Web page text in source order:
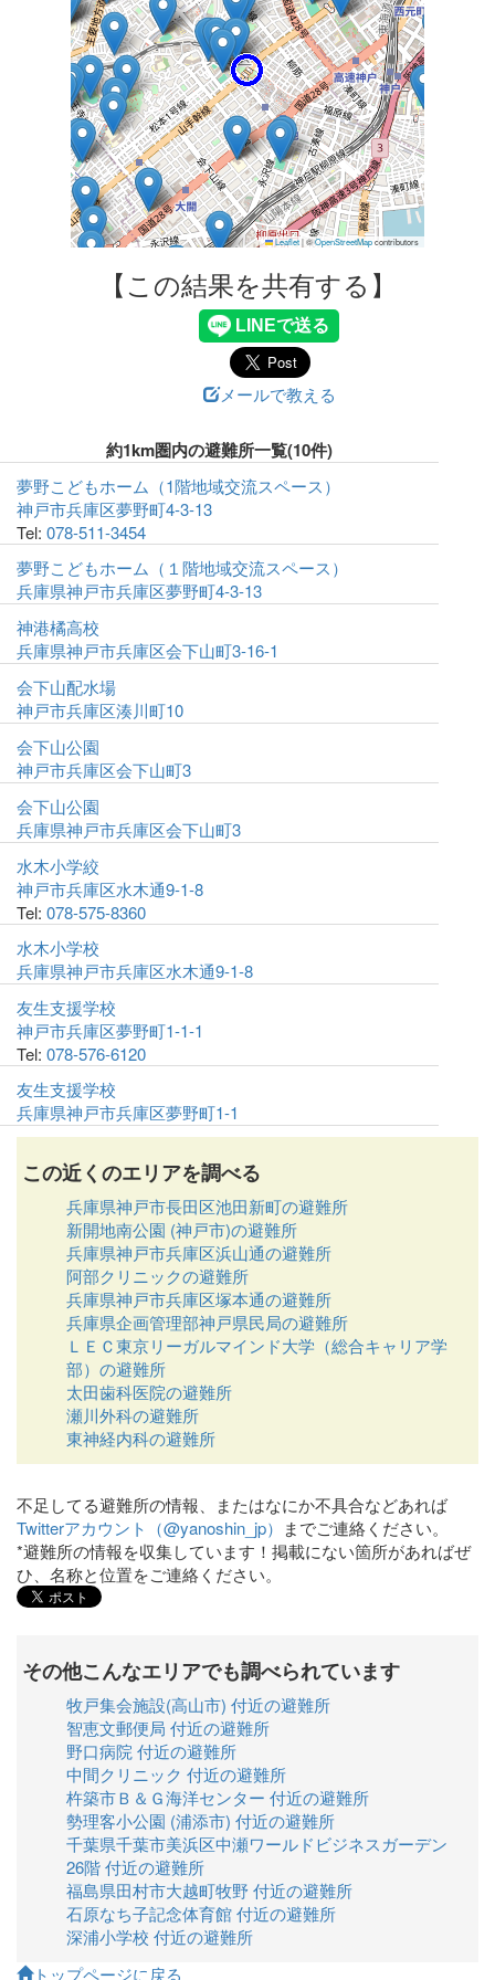
Leaflet|©OpenStreetMapcontributors
【この結果を共有する】
メールで教える
約1km圏内の避難所一覧(10件)
夢野こどもホーム（1階地域交流スペース）
神戸市兵庫区夢野町4-3-13
Tel: 078-511-3454
夢野こどもホーム（１階地域交流スペース）
兵庫県神戸市兵庫区夢野町4-3-13
神港橘高校
兵庫県神戸市兵庫区会下山町3-16-1
会下山配水場
神戸市兵庫区湊川町10
会下山公園
神戸市兵庫区会下山町3
会下山公園
兵庫県神戸市兵庫区会下山町3
水木小学絞
神戸市兵庫区水木通9-1-8
Tel: 078-575-8360
水木小学校
兵庫県神戸市兵庫区水木通9-1-8
友生支援学校
神戸市兵庫区夢野町1-1-1
Tel: 078-576-6120
友生支援学校
兵庫県神戸市兵庫区夢野町1-1
この近くのエリアを調べる
兵庫県神戸市長田区池田新町の避難所
新開地南公園 (神戸市)の避難所
兵庫県神戸市兵庫区浜山通の避難所
阿部クリニックの避難所
兵庫県神戸市兵庫区塚本通の避難所
兵庫県企画管理部神戸県民局の避難所
ＬＥＣ東京リーガルマインド大学（総合キャリア学
部）の避難所
太田歯科医院の避難所
瀬川外科の避難所
東神経内科の避難所
不足してる避難所の情報、またはなにか不具合などあれば
Twitterアカウント（@yanoshin_jp） までご連絡ください。
*避難所の情報を収集しています！掲載にない箇所があればぜ
ひ、名称と位置をご連絡ください。
その他こんなエリアでも調べられています
牧戸集会施設(高山市) 付近の避難所
智恵文郵便局 付近の避難所
野口病院 付近の避難所
中間クリニック 付近の避難所
杵築市Ｂ＆Ｇ海洋センター 付近の避難所
勢理客小公園 (浦添市) 付近の避難所
千葉県千葉市美浜区中瀬ワールドビジネスガーデン
26階 付近の避難所
福島県田村市大越町牧野 付近の避難所
石原なち子記念体育館 付近の避難所
深浦小学校 付近の避難所
トップページに戻る